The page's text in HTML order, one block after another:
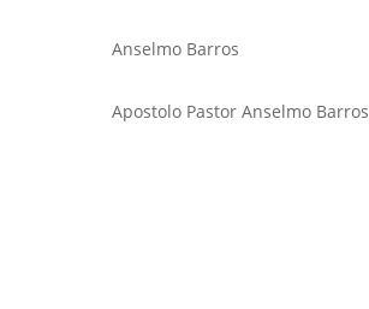
Anselmo Barros
Apostolo Pastor Anselmo Barros